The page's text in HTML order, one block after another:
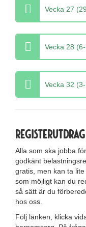
Vecka 27
Vecka 28
Vecka 32
Alla som ska jobba
godkänt
gratis, men kan ta
som möjligt kan du
så sätt är du
hos oss.
Följ länken, klicka